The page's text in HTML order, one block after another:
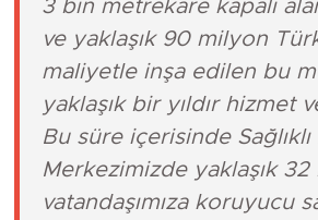
3 bin metrekare kapalı
ve yaklaşık 90 milyon
maliyetle inşa edilen bu
yaklaşık bir yıldır hizmet
Bu süre içerisinde Sağlıklı
Merkezimizde yaklaşık
vatandaşımıza koruyucu